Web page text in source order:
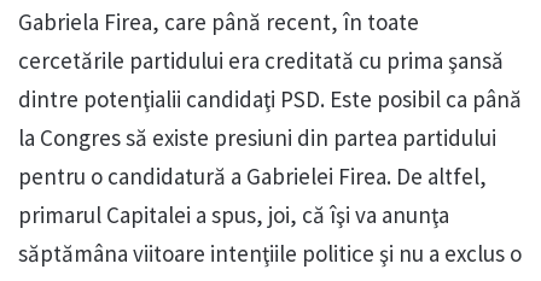
Gabriela Firea, care până recent, în toate
cercetările partidului era creditată cu prima şansă
dintre potenţialii candidaţi PSD. Este posibil ca până
la Congres să existe presiuni din partea partidului
pentru o candidatură a Gabrielei Firea. De altfel,
primarul Capitalei a spus, joi, că îşi va anunţa
săptămâna viitoare intenţiile politice şi nu a exclus o